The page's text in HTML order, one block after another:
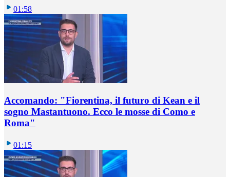
01:58
Accomando: "Fiorentina, il futuro di Kean e il
sogno Mastantuono. Ecco le mosse di Como e
Roma"
01:15